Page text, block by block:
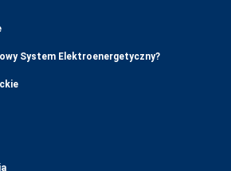
System Elektroenergetyczny?